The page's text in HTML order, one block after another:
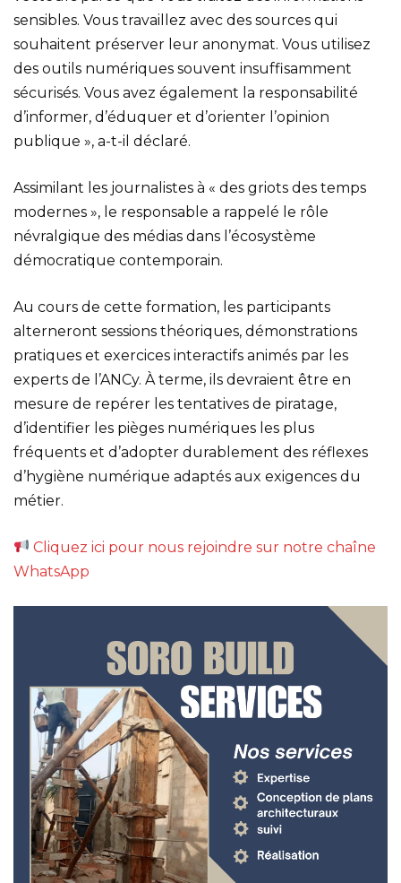
sensibles. Vous travaillez avec des sources qui
souhaitent préserver leur anonymat. Vous utilisez
des outils numériques souvent insuffisamment
sécurisés. Vous avez également la responsabilité
d’informer, d’éduquer et d’orienter l’opinion
publique », a-t-il déclaré.
Assimilant les journalistes à « des griots des temps
modernes », le responsable a rappelé le rôle
névralgique des médias dans l’écosystème
démocratique contemporain.
Au cours de cette formation, les participants
alterneront sessions théoriques, démonstrations
pratiques et exercices interactifs animés par les
experts de l’ANCy. À terme, ils devraient être en
mesure de repérer les tentatives de piratage,
d’identifier les pièges numériques les plus
fréquents et d’adopter durablement des réflexes
d’hygiène numérique adaptés aux exigences du
métier.
Cliquez ici pour nous rejoindre sur notre chaîne
WhatsApp